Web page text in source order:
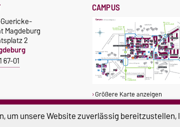
Magdeburg
2
67-01
CAMPUS
Größere Karte anzeigen
um unsere Website zuverlässig